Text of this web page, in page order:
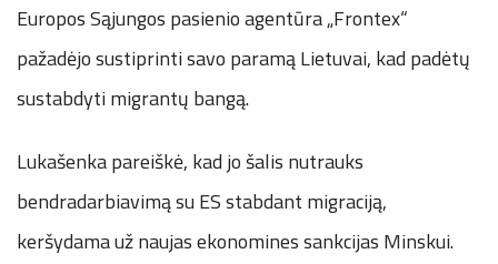
Europos Sąjungos pasienio agentūra „Frontex“
pažadėjo sustiprinti savo paramą Lietuvai, kad padėtų
sustabdyti migrantų bangą.
Lukašenka pareiškė, kad jo šalis nutrauks
bendradarbiavimą su ES stabdant migraciją,
keršydama už naujas ekonomines sankcijas Minskui.